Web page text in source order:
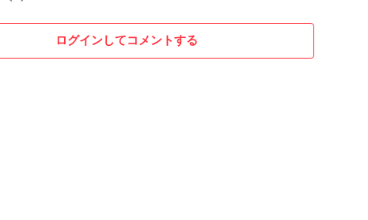
ログインしてコメントする